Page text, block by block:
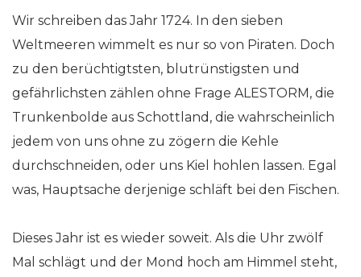
Wir schreiben das Jahr 1724. In den sieben
Weltmeeren wimmelt es nur so von Piraten. Doch
zu den berüchtigtsten, blutrünstigsten und
gefährlichsten zählen ohne Frage ALESTORM, die
Trunkenbolde aus Schottland, die wahrscheinlich
jedem von uns ohne zu zögern die Kehle
durchschneiden, oder uns Kiel hohlen lassen. Egal
was, Hauptsache derjenige schläft bei den Fischen.
Dieses Jahr ist es wieder soweit. Als die Uhr zwölf
Mal schlägt und der Mond hoch am Himmel steht,